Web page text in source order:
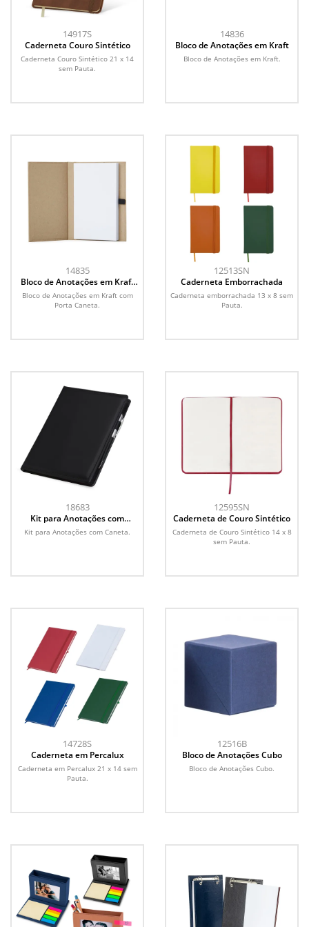
14917S
Caderneta Couro Sintético
Caderneta Couro Sintético 21 x 14
sem Pauta.
14836
Bloco de Anotações em Kraft
Bloco de Anotações em Kraft.
14835
Bloco de Anotações em Kraft
com Porta Caneta
Bloco de Anotações em Kraft com
Porta Caneta.
12513SN
Caderneta Emborrachada
Caderneta emborrachada 13 x 8 sem
Pauta.
18683
Kit para Anotações com
Caneta
Kit para Anotações com Caneta.
12595SN
Caderneta de Couro Sintético
Caderneta de Couro Sintético 14 x 8
sem Pauta.
14728S
Caderneta em Percalux
Caderneta em Percalux 21 x 14 sem
Pauta.
12516B
Bloco de Anotações Cubo
Bloco de Anotações Cubo.